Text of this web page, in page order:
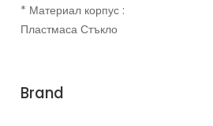
* Материал корпус :
Пластмаса Стъкло
Brand